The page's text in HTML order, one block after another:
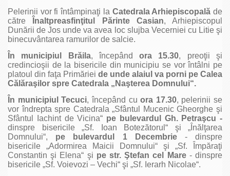
Pelerinii vor fi întâmpinaţi la Catedrala Arhiepiscopală de
către
Înaltpreasfinţitul Părinte Casian, Arhiepiscopul
Dunării de Jos unde va avea loc slujba Vecerniei cu Litie şi
binecuvântarea ramurilor de salcie.
În municipiul Brăila, începândora 15.30, preoţii şi
credincioşii de la bisericile din municipiu se vor întâlni pe
platoul din faţa Primăriei de unde alaiul va porni pe Calea
Călăraşilor spre Catedrala „Naşterea Domnului“.
În municipiul Tecuci, începând cuora 17.30, pelerinii se
vor îndrepta spre Catedrala „Sfântul Mucenic Gheorghe şi
Sfântul Iachint de Vicina“ pe bulevardul Gh. Petraşcu -
dinspre bisericile „Sf. Ioan Botezătorul“ şi „Înălţarea
Domnului“, pe bulevardul 1 Decembrie- dinspre
bisericile „Adormirea Maicii Domnului“ şi „Sf. Împăraţi
Constantin şi Elena“ şi pe str. Ştefan cel Mare- dinspre
bisericile „Sf. Voievozi – Vechi“ şi „Sf. Ierarh Nicolae“.